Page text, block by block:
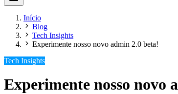
Início
Blog
Tech Insights
Experimente nosso novo admin 2.0 beta!
Tech Insights
Experimente nosso novo